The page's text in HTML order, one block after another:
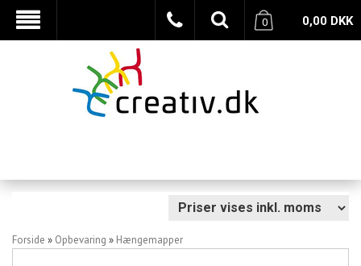
0,00 DKK
0
Forside » Opbevaring » Hængemapper